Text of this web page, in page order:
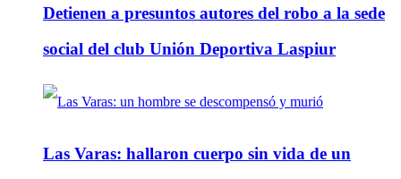
Detienen a presuntos autores del robo a la sede
social del club Unión Deportiva Laspiur
Las Varas: hallaron cuerpo sin vida de un